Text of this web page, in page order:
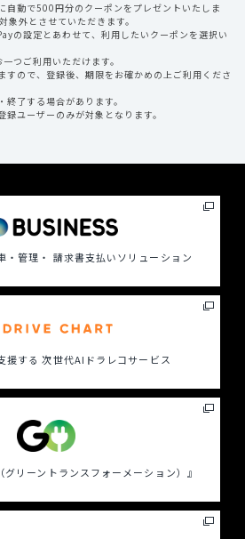
自動で500円分のクーポンをプレゼントいたしま
象外とさせていただきます。
の設定とあわせて、利用したいクーポンを選択い
つご利用いただけます。
すので、登録後、期限をお確かめの上ご利用くださ
了する場合があります。
ユーザーのみが対象となります。
・管理・ 請求書支払いソリューション
援する 次世代AIドラレコサービス
グリーントランスフォーメーション）』